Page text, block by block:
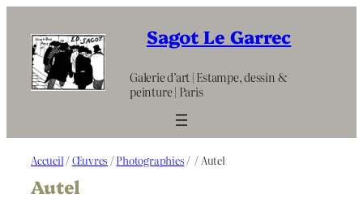
contenu
Sagot Le Garrec
Galerie d’art | Estampe, dessin &
peinture | Paris
Accueil /Œuvres /Photographies / / Autel
Autel